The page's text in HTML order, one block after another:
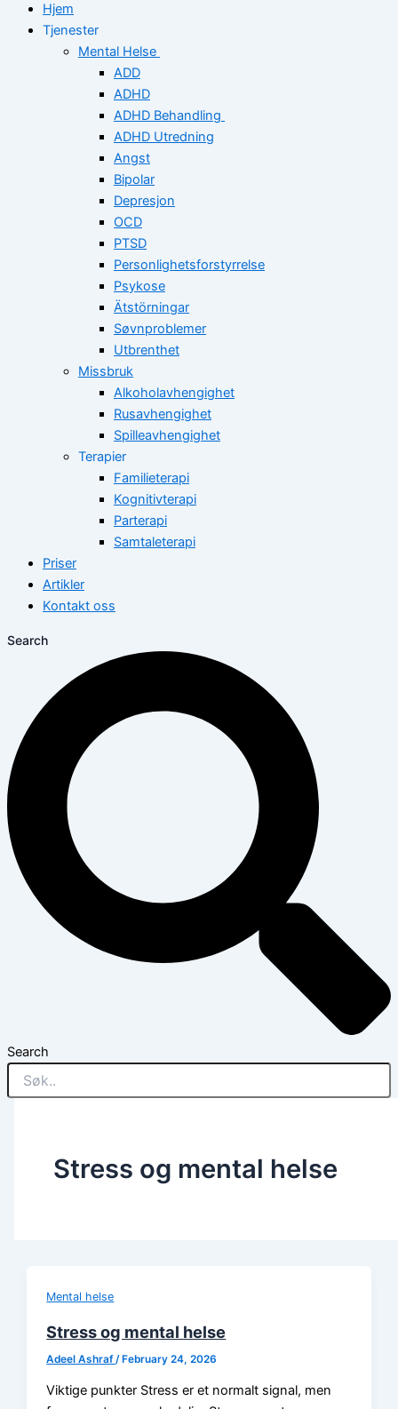
Hjem
Tjenester
Mental Helse
ADD
ADHD
ADHD Behandling
ADHD Utredning
Angst
Bipolar
Depresjon
OCD
PTSD
Personlighetsforstyrrelse
Psykose
Ätstörningar
Søvnproblemer
Utbrenthet
Missbruk
Alkoholavhengighet
Rusavhengighet
Spilleavhengighet
Terapier
Familieterapi
Kognitivterapi
Parterapi
Samtaleterapi
Priser
Artikler
Kontakt oss
Search
Search
Stress og mental helse
Mental helse
Stress og mental helse
Adeel Ashraf /February 24, 2026
Viktige punkter Stress er et normalt signal, men